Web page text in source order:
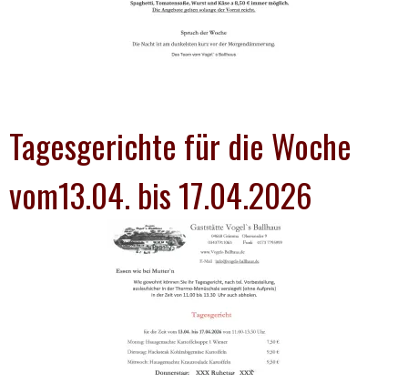
Tagesgerichte für die Woche
vom13.04. bis 17.04.2026